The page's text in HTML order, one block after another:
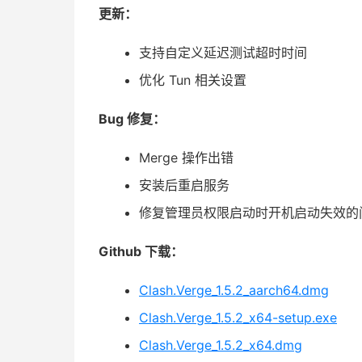
更新：
支持自定义延迟测试超时时间
优化 Tun 相关设置
Bug 修复：
Merge 操作出错
安装后重启服务
修复管理员权限启动时开机启动失效的
Github 下载：
Clash.Verge_1.5.2_aarch64.dmg
Clash.Verge_1.5.2_x64-setup.exe
Clash.Verge_1.5.2_x64.dmg